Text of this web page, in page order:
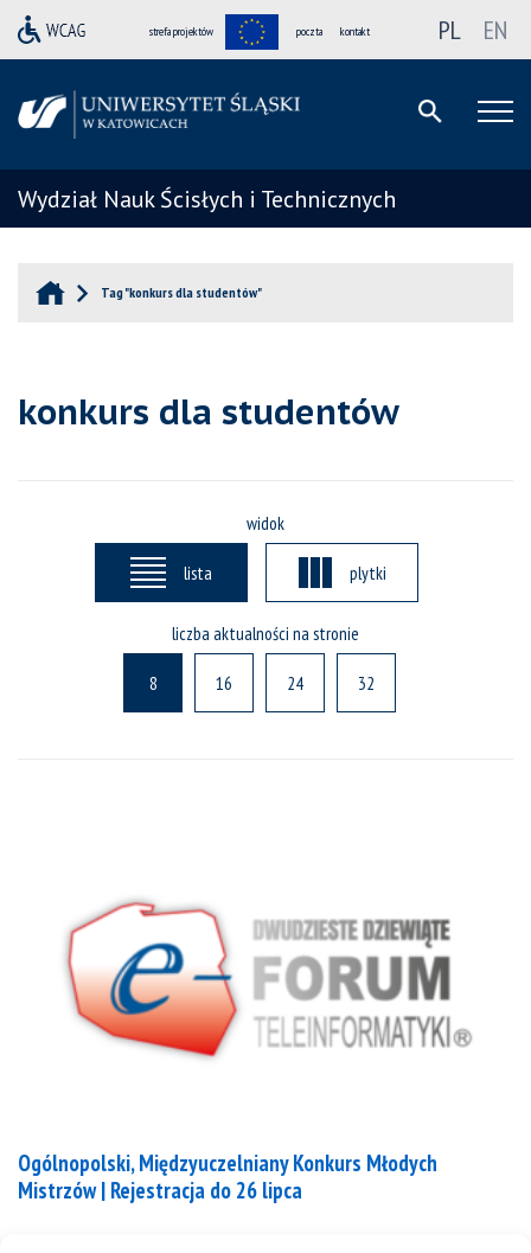
strefa projektów poczta kontakt PL EN
Wydział Nauk Ścisłych i Technicznych
Tag "konkurs dla studentów"
konkurs dla studentów
widok
lista plytki
liczba aktualności na stronie
8 16 24 32
Ogólnopolski, Międzyuczelniany Konkurs Młodych
Mistrzów | Rejestracja do 26 lipca